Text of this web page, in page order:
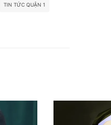
TIN TỨC QUẬN 1